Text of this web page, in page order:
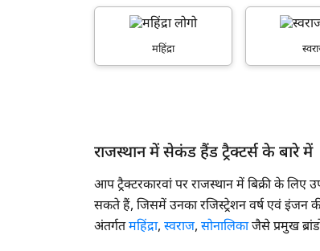
सवाई माधोपुर
2007
2004
2003
2002
महिंद्रा
राजस्थान में सेकंड हैंड ट्रैक्टर्स के बारे में
आप ट्रैक्टरकारवां पर राजस्थान में बिक्री के लिए
सकते हैं, जिसमें उनका रजिस्ट्रेशन वर्ष एवं इंजन
अंतर्गतमहिंद्रा, स्वराज, सोनालिकाजैसे प्रमुख